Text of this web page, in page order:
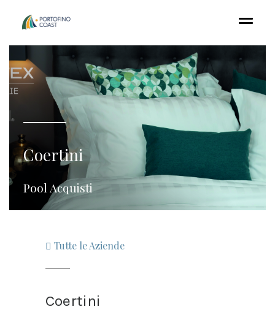
Coertini
Pool Acquisti
Tutte le Aziende
Coertini